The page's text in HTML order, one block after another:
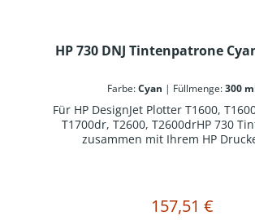
HP 730 DNJ Tintenpatrone
Farbe:Cyan | Füllmenge:300
Für HP DesignJet Plotter T1600,
T1700dr, T2600, T2600drHP 730
zusammen mit Ihrem HP
Regulärer Preis:
157,51 €
In den Warenkorb